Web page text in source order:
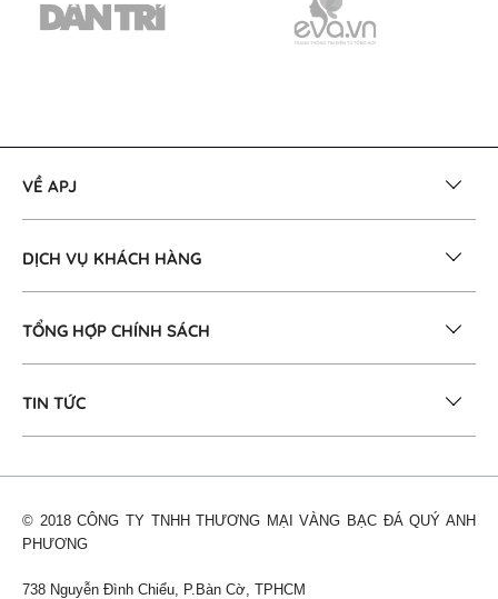
VỀ APJ
DỊCH VỤ KHÁCH HÀNG
TỔNG HỢP CHÍNH SÁCH
TIN TỨC
© 2018 CÔNG TY TNHH THƯƠNG MẠI VÀNG BẠC ĐÁ QUÝ ANH
PHƯƠNG
738 Nguyễn Đình Chiểu, P.Bàn Cờ, TPHCM